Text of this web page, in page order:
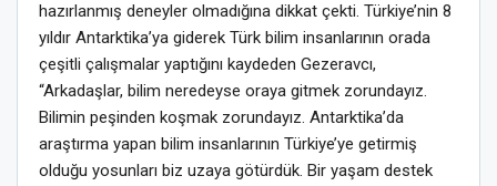
hazırlanmış deneyler olmadığına dikkat çekti. Türkiye’nin 8
yıldır Antarktika’ya giderek Türk bilim insanlarının orada
çeşitli çalışmalar yaptığını kaydeden Gezeravcı,
“Arkadaşlar, bilim neredeyse oraya gitmek zorundayız.
Bilimin peşinden koşmak zorundayız. Antarktika’da
araştırma yapan bilim insanlarının Türkiye’ye getirmiş
olduğu yosunları biz uzaya götürdük. Bir yaşam destek